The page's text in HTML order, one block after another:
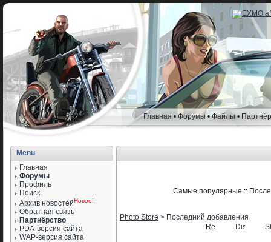
Главная • Форумы•Файлы•
Menu
Главная
Форумы
Профиль
Поиск
Архив новостейНовое!
Обратная связь
Партнёрство
PDA-версия сайта
WAP-версия сайта
Самые популярные ::
Photo Store > Последний добавления